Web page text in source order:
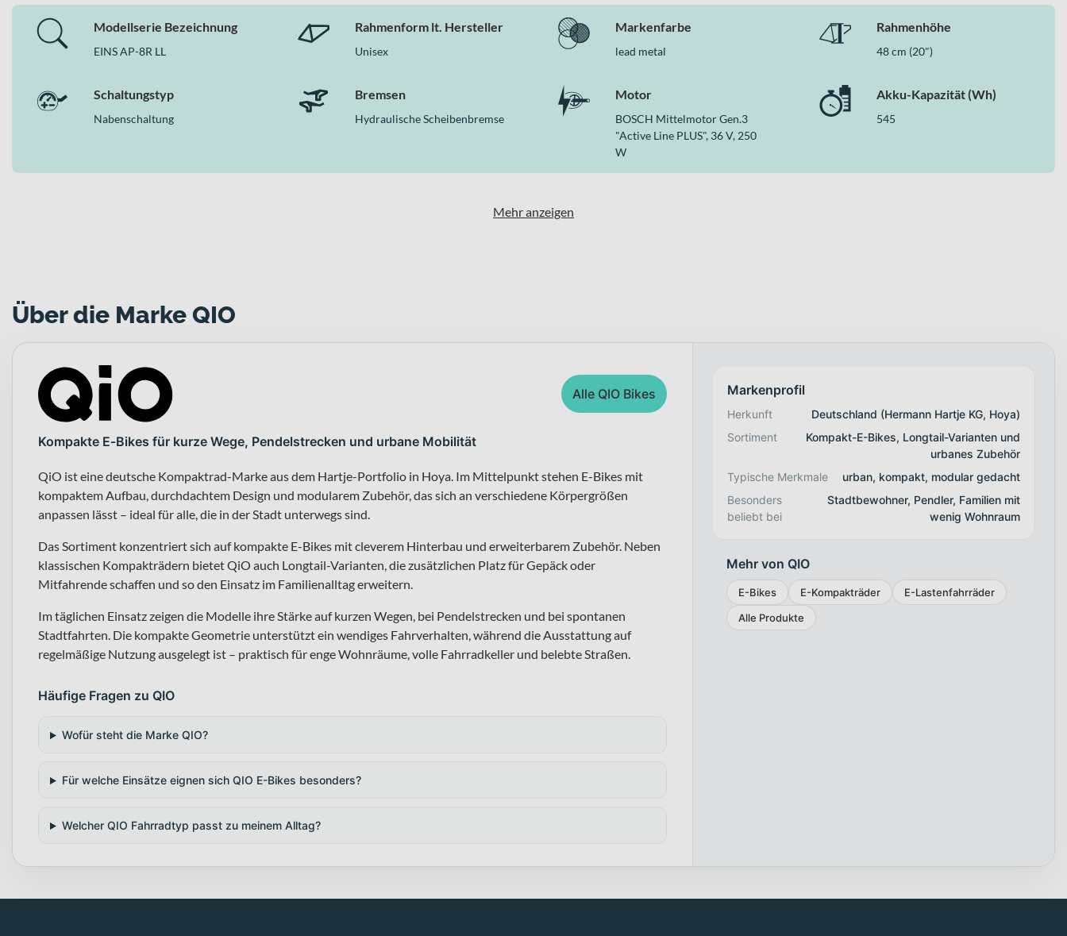
Modellserie Bezeichnung
EINS AP-8R LL
Rahmenform lt. Hersteller
Unisex
Markenfarbe
lead metal
Rahmenhöhe
48 cm (20")
Schaltungstyp
Nabenschaltung
Bremsen
Hydraulische Scheibenbremse
Motor
BOSCH Mittelmotor Gen.3
"Active Line PLUS", 36 V, 250
W
Akku-Kapazität (Wh)
545
Mehr anzeigen
Über die Marke QIO
Alle QIO Bikes
Kompakte E‑Bikes für kurze Wege, Pendelstrecken und urbane Mobilität
QiO ist eine deutsche Kompaktrad-Marke aus dem Hartje-Portfolio in Hoya. Im Mittelpunkt stehen E-Bikes mit
kompaktem Aufbau, durchdachtem Design und modularem Zubehör, das sich an verschiedene Körpergrößen
anpassen lässt – ideal für alle, die in der Stadt unterwegs sind.
Das Sortiment konzentriert sich auf kompakte E-Bikes mit cleverem Hinterbau und erweiterbarem Zubehör. Neben
klassischen Kompakträdern bietet QiO auch Longtail-Varianten, die zusätzlichen Platz für Gepäck oder
Mitfahrende schaffen und so den Einsatz im Familienalltag erweitern.
Im täglichen Einsatz zeigen die Modelle ihre Stärke auf kurzen Wegen, bei Pendelstrecken und bei spontanen
Stadtfahrten. Die kompakte Geometrie unterstützt ein wendiges Fahrverhalten, während die Ausstattung auf
regelmäßige Nutzung ausgelegt ist – praktisch für enge Wohnräume, volle Fahrradkeller und belebte Straßen.
Häufige Fragen zu QIO
Wofür steht die Marke QIO?
Für welche Einsätze eignen sich QIO E-Bikes besonders?
Welcher QIO Fahrradtyp passt zu meinem Alltag?
Markenprofil
Herkunft
Deutschland (Hermann Hartje KG, Hoya)
Sortiment
Kompakt-E-Bikes, Longtail-Varianten und
urbanes Zubehör
Typische Merkmale
urban, kompakt, modular gedacht
Besonders
beliebt bei
Stadtbewohner, Pendler, Familien mit
wenig Wohnraum
Mehr von QIO
E-Bikes E-Kompakträder
E-Lastenfahrräder
Alle Produkte